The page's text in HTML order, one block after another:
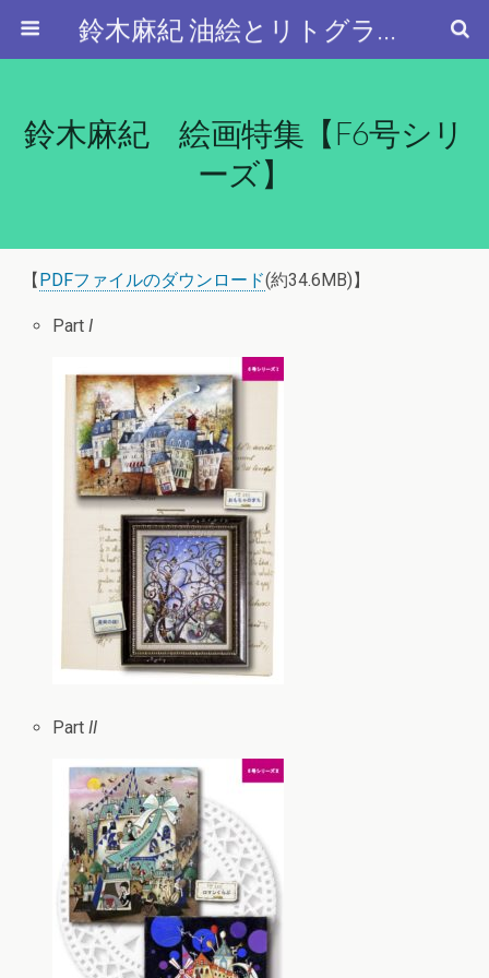
鈴木麻紀 油絵とリトグラフと…
鈴木麻紀 絵画特集【F6号シリ
ーズ】
【PDFファイルのダウンロード(約34.6MB)】
PartI
PartII